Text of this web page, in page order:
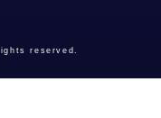
rights reserved.